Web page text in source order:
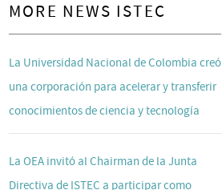
MORE NEWS ISTEC
La Universidad Nacional de Colombia creó
una corporación para acelerar y transferir
conocimientos de ciencia y tecnología
La OEA invitó al Chairman de la Junta
Directiva de ISTEC a participar como